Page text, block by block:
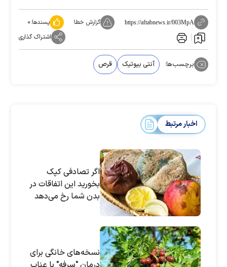
https://aftabnews.ir/003MpA گزارش خطا پسندها:۰
اشتراک گذاری
برچسب‌ها: آنتی بیوتیک قرص
اخبار مرتبط
اگر تصادفی کپک
بخورید این اتفاقات در
بدن شما رخ می‌دهد
نسخه‌های خانگی برای